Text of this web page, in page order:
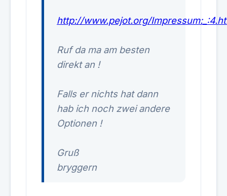
http://www.pejot.org/
Ruf da ma am besten
direkt an !
Falls er nichts hat dann
hab ich noch zwei andere
Optionen !
Gruß
bryggern